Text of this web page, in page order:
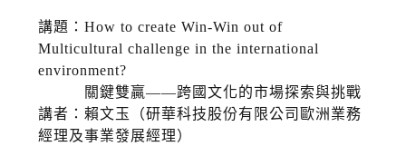
講題：How to create Win-Win out of
Multicultural challenge in the international
environment?
關鍵雙贏——跨國文化的市場探索與挑戰
講者：賴文玉（研華科技股份有限公司歐洲業務
經理及事業發展經理）